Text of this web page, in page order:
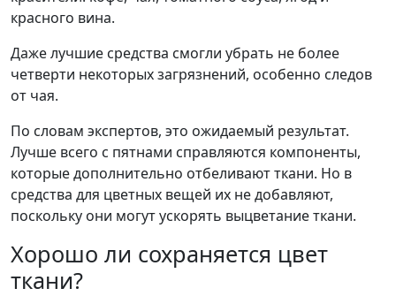
красного вина.
Даже лучшие средства смогли убрать не более
четверти некоторых загрязнений, особенно следов
от чая.
По словам экспертов, это ожидаемый результат.
Лучше всего с пятнами справляются компоненты,
которые дополнительно отбеливают ткани. Но в
средства для цветных вещей их не добавляют,
поскольку они могут ускорять выцветание ткани.
Хорошо ли сохраняется цвет
ткани?